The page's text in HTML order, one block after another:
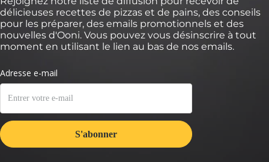
délicieuses recettes de pizzas et de pains, des conseils
pour les préparer, des emails promotionnels et des
nouvelles d'Ooni. Vous pouvez vous désinscrire à tout
moment en utilisant le lien au bas de nos emails.